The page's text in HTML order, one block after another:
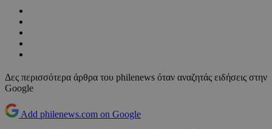
Δες περισσότερα άρθρα του philenews όταν αναζητάς ειδήσεις στην
Google
Add philenews.com on Google